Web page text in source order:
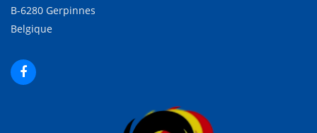
B-6280 Gerpinnes
Belgique